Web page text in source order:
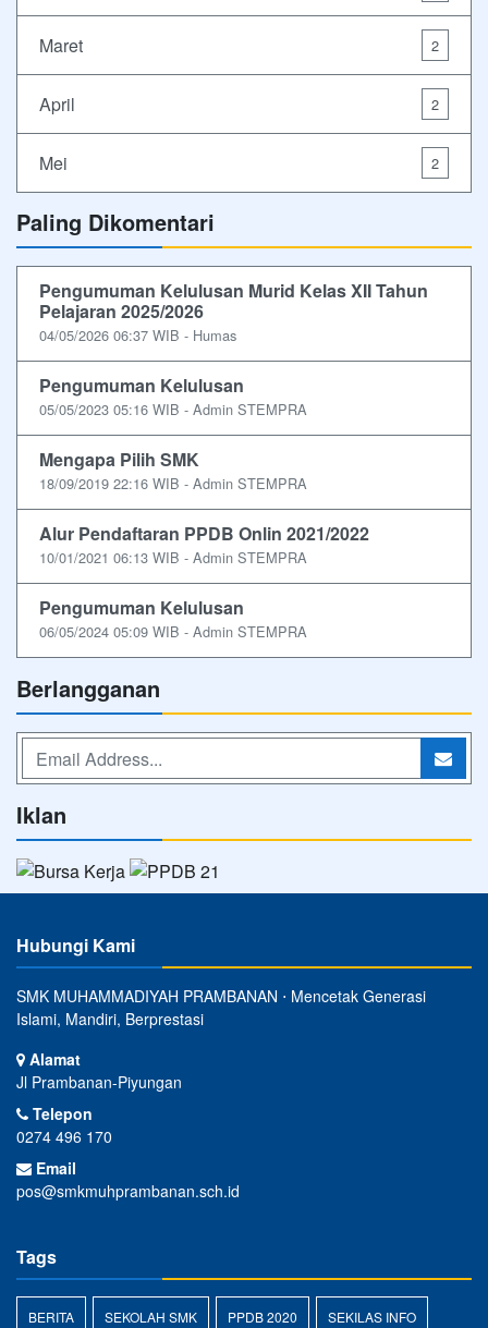
Maret 2
April 2
Mei 2
Paling Dikomentari
Pengumuman Kelulusan Murid Kelas XII Tahun
Pelajaran 2025/2026
04/05/2026 06:37 WIB - Humas
Pengumuman Kelulusan
05/05/2023 05:16 WIB - Admin STEMPRA
Mengapa Pilih SMK
18/09/2019 22:16 WIB - Admin STEMPRA
Alur Pendaftaran PPDB Onlin 2021/2022
10/01/2021 06:13 WIB - Admin STEMPRA
Pengumuman Kelulusan
06/05/2024 05:09 WIB - Admin STEMPRA
Berlangganan
Iklan
Hubungi Kami
SMK MUHAMMADIYAH PRAMBANAN ⋅ Mencetak Generasi
Islami, Mandiri, Berprestasi
Alamat
Jl Prambanan-Piyungan
Telepon
0274 496 170
Email
pos@smkmuhprambanan.sch.id
Tags
BERITA SEKOLAH SMK PPDB 2020 SEKILAS INFO